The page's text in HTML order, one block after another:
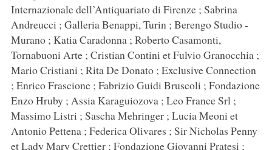
Internazionale dell’Antiquariato di Firenze ; Sabrina
Andreucci ; Galleria Benappi, Turin ; Berengo Studio -
Murano ; Katia Caradonna ; Roberto Casamonti,
Tornabuoni Arte ; Cristian Contini et Fulvio Granocchia ;
Mario Cristiani ; Rita De Donato ; Exclusive Connection
; Enrico Frascione ; Fabrizio Guidi Bruscoli ; Fondazione
Enzo Hruby ; Assia Karaguiozova ; Leo France Srl ;
Massimo Listri ; Sascha Mehringer ; Lucia Meoni et
Antonio Pettena ; Federica Olivares ; Sir Nicholas Penny
et Lady Mary Crettier ; Fondazione Giovanni Pratesi ;